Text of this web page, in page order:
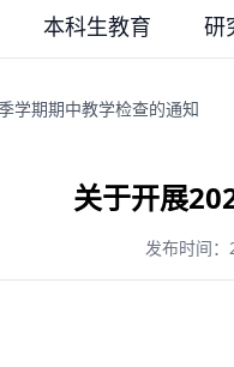
本科生教育 研
学期期中教学检查的通知
关于开展
发布时间